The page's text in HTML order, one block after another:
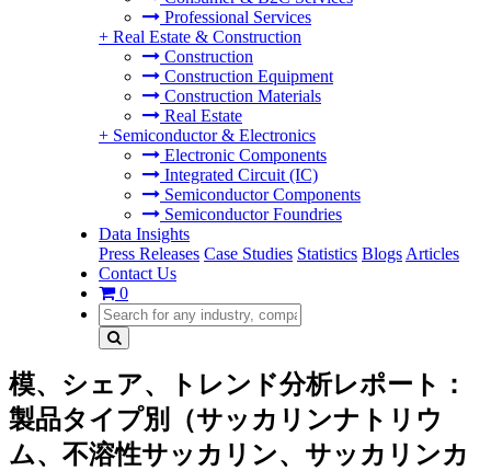
Professional Services
+ Real Estate & Construction
Construction
Construction Equipment
Construction Materials
Real Estate
+ Semiconductor & Electronics
Electronic Components
Integrated Circuit (IC)
Semiconductor Components
Semiconductor Foundries
Data Insights
Press Releases Case Studies Statistics Blogs Articles
Contact Us
0
模、シェア、トレンド分析レポート：
製品タイプ別（サッカリンナトリウ
ム、不溶性サッカリン、サッカリンカ